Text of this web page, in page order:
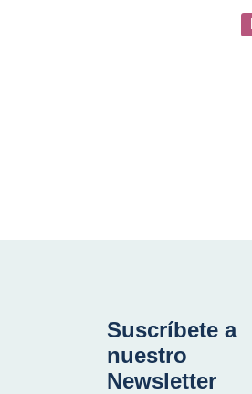
Suscríbete a
nuestro
Newsletter